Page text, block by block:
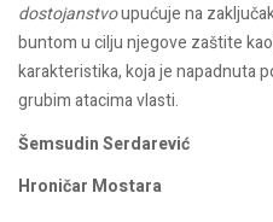
dostojanstvoupućuje na
buntom u cilju njegove zaštite
karakteristika, koja je napadnuta
grubim atacima vlasti.
Šemsudin Serdarević
Hroničar Mostara